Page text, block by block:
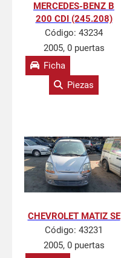
MERCEDES-BENZ B
200 CDI (245.208)
Código: 43234
2005, 0 puertas
Ficha
Piezas
CHEVROLET MATIZ SE
Código: 43231
2005, 0 puertas